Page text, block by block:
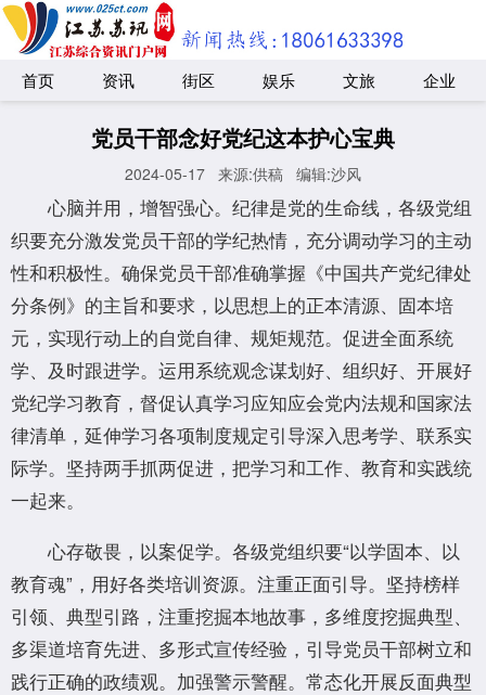
首页 资讯 街区 娱乐 文旅 企业
党员干部念好党纪这本护心宝典
2024-05-17 来源:供稿 编辑:沙风
心脑并用，增智强心。纪律是党的生命线，各级党组
织要充分激发党员干部的学纪热情，充分调动学习的主动
性和积极性。确保党员干部准确掌握《中国共产党纪律处
分条例》的主旨和要求，以思想上的正本清源、固本培
元，实现行动上的自觉自律、规矩规范。促进全面系统
学、及时跟进学。运用系统观念谋划好、组织好、开展好
党纪学习教育，督促认真学习应知应会党内法规和国家法
律清单，延伸学习各项制度规定引导深入思考学、联系实
际学。坚持两手抓两促进，把学习和工作、教育和实践统
一起来。
心存敬畏，以案促学。各级党组织要“以学固本、以
教育魂”，用好各类培训资源。注重正面引导。坚持榜样
引领、典型引路，注重挖掘本地故事，多维度挖掘典型、
多渠道培育先进、多形式宣传经验，引导党员干部树立和
践行正确的政绩观。加强警示警醒。常态化开展反面典型